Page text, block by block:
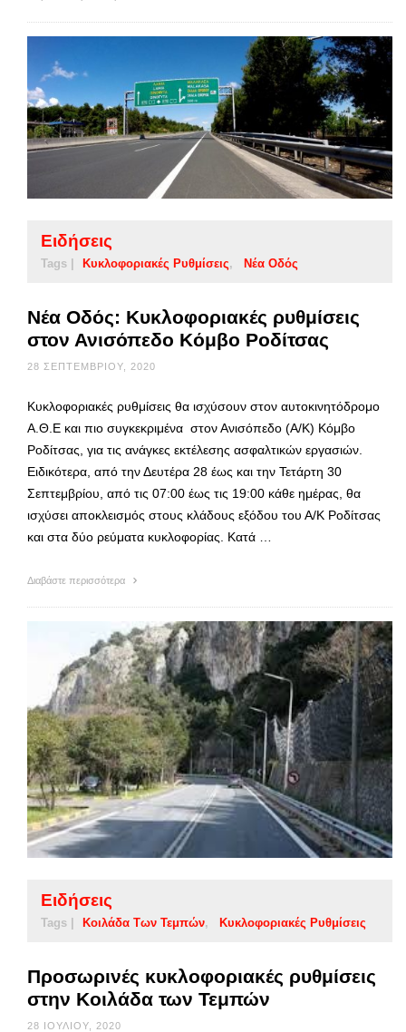
Ειδήσεις
Tags | Κυκλοφοριακές Ρυθμίσεις Νέα Οδός
Νέα Οδός: Κυκλοφοριακές ρυθμίσεις
στον Ανισόπεδο Κόμβο Ροδίτσας
28 ΣΕΠΤΕΜΒΡΊΟΥ, 2020
Κυκλοφοριακές ρυθμίσεις θα ισχύσουν στον αυτοκινητόδρομο
Α.Θ.Ε και πιο συγκεκριμένα στον Ανισόπεδο (Α/Κ) Κόμβο
Ροδίτσας, για τις ανάγκες εκτέλεσης ασφαλτικών εργασιών.
Ειδικότερα, από την Δευτέρα 28 έως και την Τετάρτη 30
Σεπτεμβρίου, από τις 07:00 έως τις 19:00 κάθε ημέρας, θα
ισχύσει αποκλεισμός στους κλάδους εξόδου του Α/Κ Ροδίτσας
και στα δύο ρεύματα κυκλοφορίας. Κατά …
Διαβάστε περισσότερα
Ειδήσεις
Tags | Κοιλάδα Των Τεμπών Κυκλοφοριακές Ρυθμίσεις
Προσωρινές κυκλοφοριακές ρυθμίσεις
στην Κοιλάδα των Τεμπών
28 ΙΟΥΛΊΟΥ, 2020